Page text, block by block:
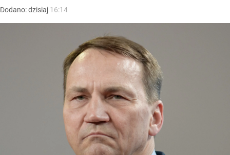
Dodano:dzisiaj 16:14